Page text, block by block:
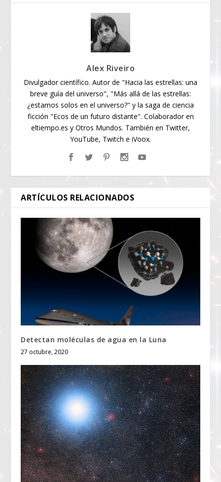
Alex Riveiro
Divulgador científico. Autor de "Hacia las estrellas: una
breve guía del universo", "Más allá de las estrellas:
¿estamos solos en el universo?" y la saga de ciencia
ficción "Ecos de un futuro distante". Colaborador en
eltiempo.es y Otros Mundos. También en Twitter,
YouTube, Twitch e iVoox.
ARTÍCULOS RELACIONADOS
Detectan moléculas de agua en la Luna
27 octubre, 2020